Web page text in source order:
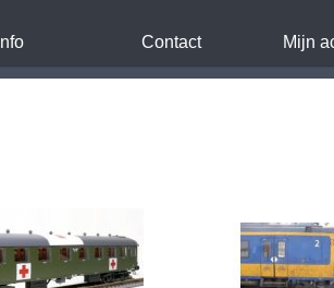
Info Contact Mijn